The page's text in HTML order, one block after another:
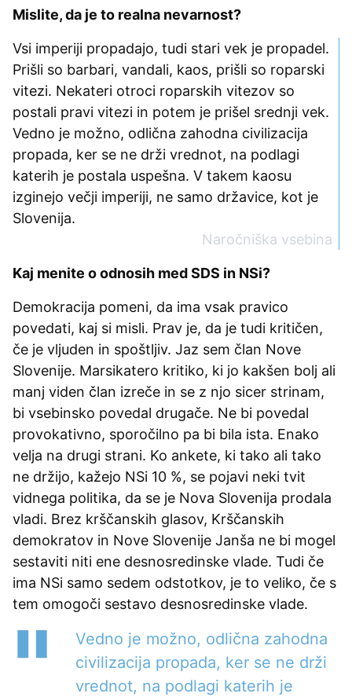
Mislite, da je to realna nevarnost?
Vsi imperiji propadajo, tudi stari vek je propadel.
Prišli so barbari, vandali, kaos, prišli so roparski
vitezi. Nekateri otroci roparskih vitezov so
postali pravi vitezi in potem je prišel srednji vek.
Vedno je možno, odlična zahodna civilizacija
propada, ker se ne drži vrednot, na podlagi
katerih je postala uspešna. V takem kaosu
izginejo večji imperiji, ne samo državice, kot je
Slovenija.
Naročniška vsebina
Kaj menite o odnosih med SDS in NSi?
Demokracija pomeni, da ima vsak pravico
povedati, kaj si misli. Prav je, da je tudi kritičen,
če je vljuden in spoštljiv. Jaz sem član Nove
Slovenije. Marsikatero kritiko, ki jo kakšen bolj ali
manj viden član izreče in se z njo sicer strinam,
bi vsebinsko povedal drugače. Ne bi povedal
provokativno, sporočilno pa bi bila ista. Enako
velja na drugi strani. Ko ankete, ki tako ali tako
ne držijo, kažejo NSi 10 %, se pojavi neki tvit
vidnega politika, da se je Nova Slovenija prodala
vladi. Brez krščanskih glasov, Krščanskih
demokratov in Nove Slovenije Janša ne bi mogel
sestaviti niti ene desnosredinske vlade. Tudi če
ima NSi samo sedem odstotkov, je to veliko, če s
tem omogoči sestavo desnosredinske vlade.
Vedno je možno, odlična zahodna
civilizacija propada, ker se ne drži
vrednot, na podlagi katerih je